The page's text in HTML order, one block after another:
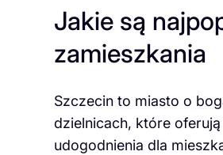
Jakie są
zamieszkania
Szczecin to miasto o
dzielnicach, które
udogodnienia dla